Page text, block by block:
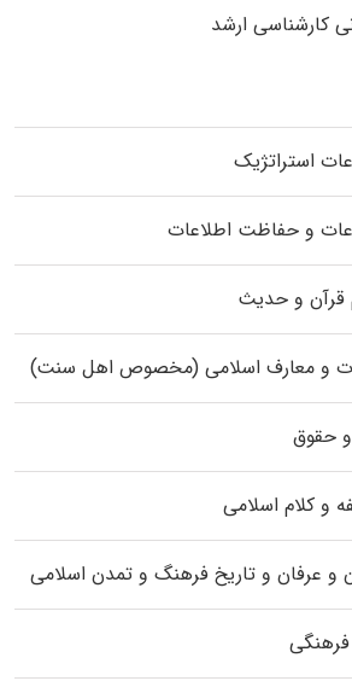
کارشناسی ارشد
استراتژیک
و حفاظت اطلاعات
قرآن و حدیث
و معارف اسلامی (مخصوص اهل سنت)
حقوق
و کلام اسلامی
و عرفان و تاریخ فرهنگ و تمدن اسلامی
فرهنگی